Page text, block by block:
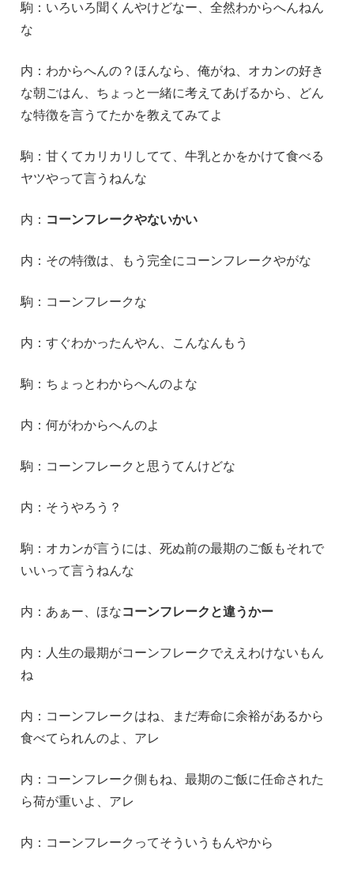
駒：いろいろ聞くんやけどなー、全然わからへんねん
な
内：わからへんの？ほんなら、俺がね、オカンの好き
な朝ごはん、ちょっと一緒に考えてあげるから、どん
な特徴を言うてたかを教えてみてよ
駒：甘くてカリカリしてて、牛乳とかをかけて食べる
ヤツやって言うねんな
内： コーンフレークやないかい
内：その特徴は、もう完全にコーンフレークやがな
駒：コーンフレークな
内：すぐわかったんやん、こんなんもう
駒：ちょっとわからへんのよな
内：何がわからへんのよ
駒：コーンフレークと思うてんけどな
内：そうやろう？
駒：オカンが言うには、死ぬ前の最期のご飯もそれで
いいって言うねんな
内：あぁー、ほなコーンフレークと違うかー
内：人生の最期がコーンフレークでええわけないもん
ね
内：コーンフレークはね、まだ寿命に余裕があるから
食べてられんのよ、アレ
内：コーンフレーク側もね、最期のご飯に任命された
ら荷が重いよ、アレ
内：コーンフレークってそういうもんやから